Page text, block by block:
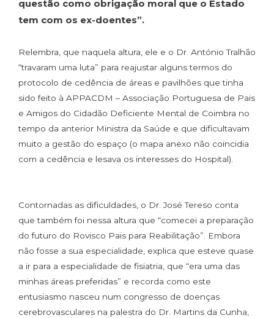
questão como obrigação moral que o Estado
tem com os ex-doentes”.
Relembra, que naquela altura, ele e o Dr. António Tralhão
“travaram uma luta” para reajustar alguns termos do
protocolo de cedência de áreas e pavilhões que tinha
sido feito à APPACDM – Associação Portuguesa de Pais
e Amigos do Cidadão Deficiente Mental de Coimbra no
tempo da anterior Ministra da Saúde e que dificultavam
muito a gestão do espaço (o mapa anexo não coincidia
com a cedência e lesava os interesses do Hospital).
Contornadas as dificuldades, o Dr. José Tereso conta
que também foi nessa altura que “comecei a preparação
do futuro do Rovisco Pais para Reabilitação”. Embora
não fosse a sua especialidade, explica que esteve quase
a ir para a especialidade de fisiatria, que “era uma das
minhas áreas preferidas” e recorda como este
entusiasmo nasceu num congresso de doenças
cerebrovasculares na palestra do Dr. Martins da Cunha,